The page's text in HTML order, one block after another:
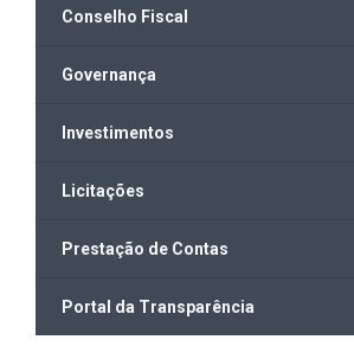
Conselho Fiscal
Governança
Investimentos
Licitações
Prestação de Contas
Portal da Transparência